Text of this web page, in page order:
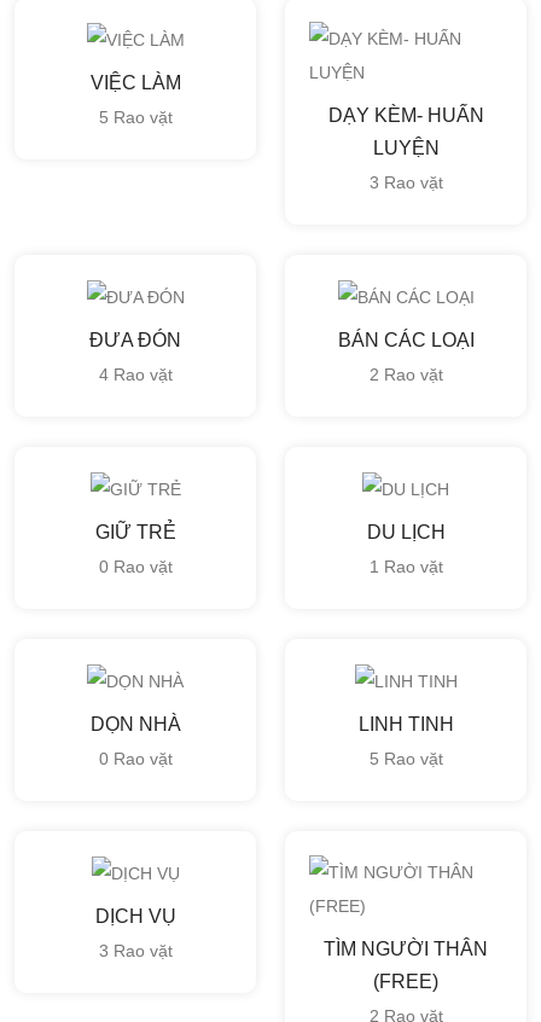
VIỆC LÀM
5 Rao vặt
DẠY KÈM- HUẤN
LUYỆN
3 Rao vặt
ĐƯA ĐÓN
4 Rao vặt
BÁN CÁC LOẠI
2 Rao vặt
GIỮ TRẺ
0 Rao vặt
DU LỊCH
1 Rao vặt
DỌN NHÀ
0 Rao vặt
LINH TINH
5 Rao vặt
DỊCH VỤ
3 Rao vặt
TÌM NGƯỜI THÂN
(FREE)
2 Rao vặt